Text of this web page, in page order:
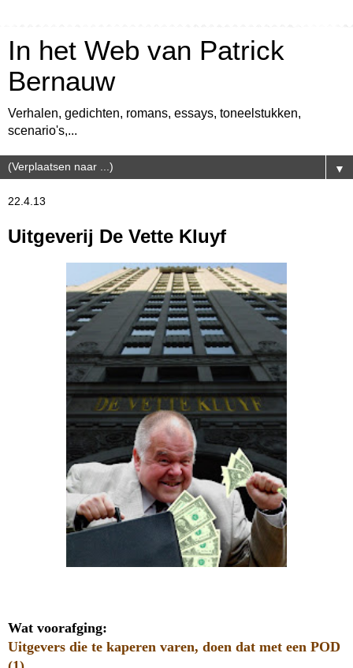
In het Web van Patrick
Bernauw
Verhalen, gedichten, romans, essays, toneelstukken,
scenario's,...
▼
22.4.13
Uitgeverij De Vette Kluyf
Wat voorafging:
Uitgevers die te kaperen varen, doen dat met een POD